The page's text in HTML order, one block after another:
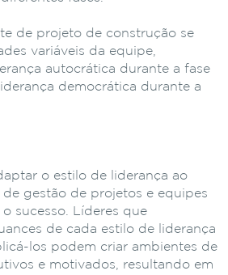
de projeto de construção se
variáveis da equipe,
autocrática durante a fase
democrática durante a
o estilo de liderança ao
gestão de projetos e equipes
sucesso. Líderes que
de cada estilo de liderança
los podem criar ambientes de
e motivados, resultando em